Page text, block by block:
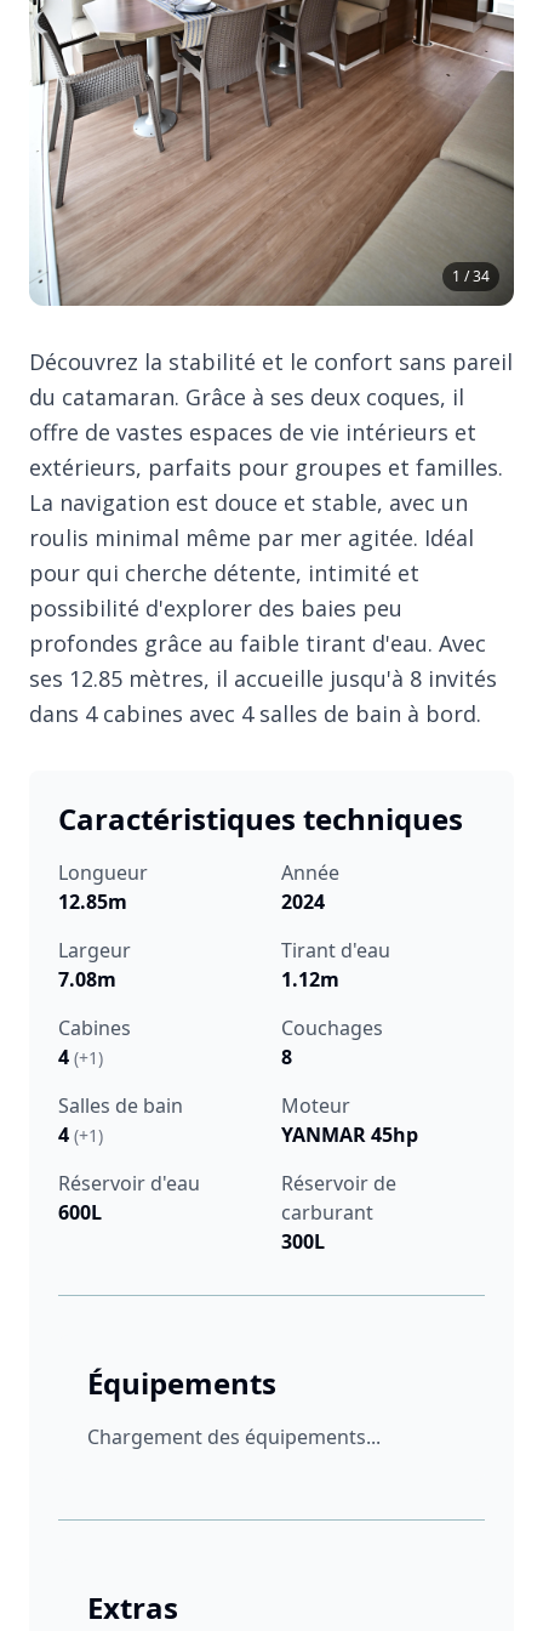
1 / 34
Découvrez la stabilité et le confort sans pareil
du catamaran. Grâce à ses deux coques, il
offre de vastes espaces de vie intérieurs et
extérieurs, parfaits pour groupes et familles.
La navigation est douce et stable, avec un
roulis minimal même par mer agitée. Idéal
pour qui cherche détente, intimité et
possibilité d'explorer des baies peu
profondes grâce au faible tirant d'eau. Avec
ses 12.85 mètres, il accueille jusqu'à 8 invités
dans 4 cabines avec 4 salles de bain à bord.
Caractéristiques techniques
Longueur
12.85m
Année
2024
Largeur
7.08m
Tirant d'eau
1.12m
Cabines
4 (+1)
Couchages
8
Salles de bain
4 (+1)
Moteur
YANMAR 45hp
Réservoir d'eau
600L
Réservoir de
carburant
300L
Équipements
Chargement des équipements...
Extras